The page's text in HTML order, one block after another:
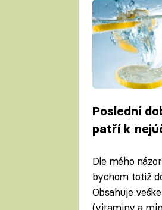
Poslední
patří k
Dle mého
bychom totiž
Obsahuje
(vitaminy a